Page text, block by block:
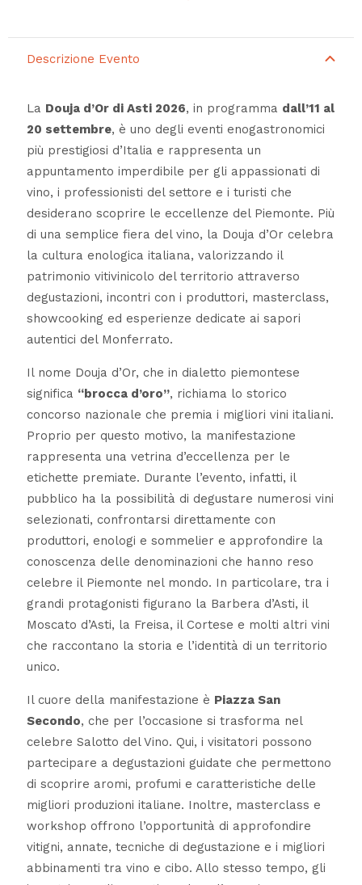
Descrizione Evento
La Douja d’Or di Asti 2026, in programma dall’11 al
20 settembre, è uno degli eventi enogastronomici
più prestigiosi d’Italia e rappresenta un
appuntamento imperdibile per gli appassionati di
vino, i professionisti del settore e i turisti che
desiderano scoprire le eccellenze del Piemonte. Più
di una semplice fiera del vino, la Douja d’Or celebra
la cultura enologica italiana, valorizzando il
patrimonio vitivinicolo del territorio attraverso
degustazioni, incontri con i produttori, masterclass,
showcooking ed esperienze dedicate ai sapori
autentici del Monferrato.
Il nome Douja d’Or, che in dialetto piemontese
significa “brocca d’oro”, richiama lo storico
concorso nazionale che premia i migliori vini italiani.
Proprio per questo motivo, la manifestazione
rappresenta una vetrina d’eccellenza per le
etichette premiate. Durante l’evento, infatti, il
pubblico ha la possibilità di degustare numerosi vini
selezionati, confrontarsi direttamente con
produttori, enologi e sommelier e approfondire la
conoscenza delle denominazioni che hanno reso
celebre il Piemonte nel mondo. In particolare, tra i
grandi protagonisti figurano la Barbera d’Asti, il
Moscato d’Asti, la Freisa, il Cortese e molti altri vini
che raccontano la storia e l’identità di un territorio
unico.
Il cuore della manifestazione è Piazza San
Secondo, che per l’occasione si trasforma nel
celebre Salotto del Vino. Qui, i visitatori possono
partecipare a degustazioni guidate che permettono
di scoprire aromi, profumi e caratteristiche delle
migliori produzioni italiane. Inoltre, masterclass e
workshop offrono l’opportunità di approfondire
vitigni, annate, tecniche di degustazione e i migliori
abbinamenti tra vino e cibo. Allo stesso tempo, gli